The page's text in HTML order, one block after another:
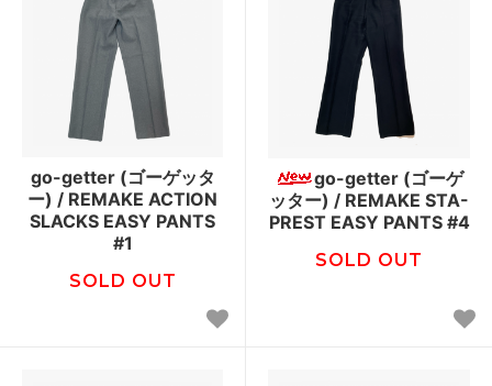
go-getter (ゴーゲッタ
ー) / REMAKE ACTION
SLACKS EASY PANTS
#1
SOLD OUT
go-getter (ゴーゲ
ッター) / REMAKE STA-
PREST EASY PANTS #4
SOLD OUT